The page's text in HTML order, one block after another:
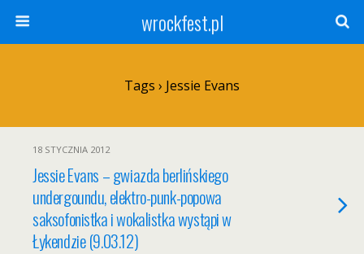
wrockfest.pl
Tags › Jessie Evans
18 STYCZNIA 2012
Jessie Evans – gwiazda berlińskiego
undergoundu, elektro-punk-popowa
saksofonistka i wokalistka wystąpi w
Łykendzie (9.03.12)